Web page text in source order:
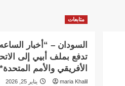
متابعات
السودان – “أخبار
تدفع بملف أبيي إلى
الأفريقي والأمم المتحدة*
maria Khalil يناير 25, 2026